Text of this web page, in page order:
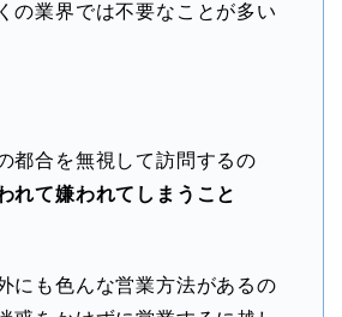
の業界では不要なことが多い
都合を無視して訪問するの
れて嫌われてしまう こと
にも色んな営業方法があるの